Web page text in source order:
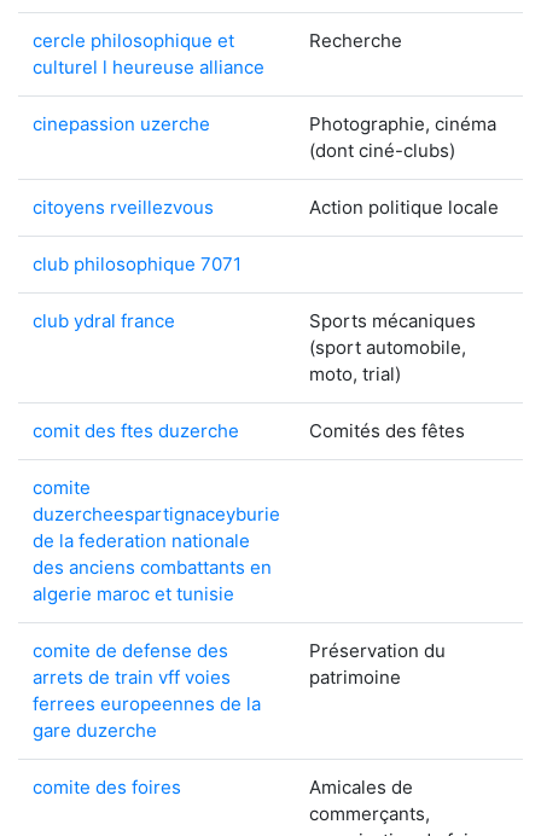
cercle philosophique et
culturel l heureuse alliance
Recherche
cinepassion uzerche
Photographie, cinéma
(dont ciné-clubs)
citoyens rveillezvous Action politique locale
club philosophique 7071
club ydral france
Sports mécaniques
(sport automobile,
moto, trial)
comit des ftes duzerche Comités des fêtes
comite
duzercheespartignaceyburie
de la federation nationale
des anciens combattants en
algerie maroc et tunisie
comite de defense des
arrets de train vff voies
ferrees europeennes de la
gare duzerche
Préservation du
patrimoine
comite des foires
Amicales de
commerçants,